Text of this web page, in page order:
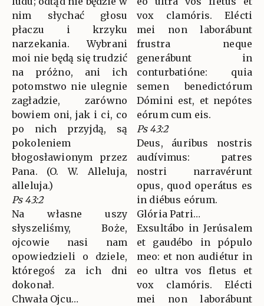
nim słychać głosu
płaczu i krzyku
narzekania. Wybrani
moi nie będą się trudzić
na próżno, ani ich
potomstwo nie ulegnie
zagładzie, zarówno
bowiem oni, jak i ci, co
po nich przyjdą, są
pokoleniem
błogosławionym przez
Pana. (O. W. Alleluja,
alleluja.)
Ps 43:2
Na własne uszy
słyszeliśmy, Boże,
ojcowie nasi nam
opowiedzieli o dziele,
któregoś za ich dni
dokonał.
Chwała Ojcu…
vox clamóris. Elécti
mei non laborábunt
frustra neque
generábunt in
conturbatióne: quia
semen benedictórum
Dómini est, et nepótes
eórum cum eis.
Ps 43:2
Deus, áuribus nostris
audívimus: patres
nostri narravérunt
opus, quod operátus es
in diébus eórum.
Glória Patri…
Exsultábo in Jerúsalem
et gaudébo in pópulo
meo: et non audiétur in
eo ultra vos fletus et
vox clamóris. Elécti
mei non laborábunt